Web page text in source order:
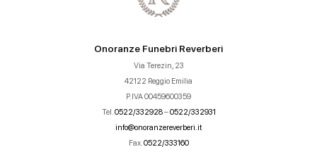
Onoranze Funebri Reverberi
Via Terezin, 23
42122 Reggio Emilia
P.IVA 00459600359
Tel. 0522/332928–0522/332931
info@onoranzereverberi.it
Fax. 0522/333160